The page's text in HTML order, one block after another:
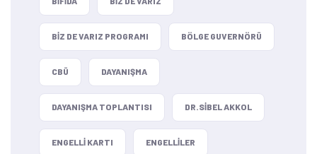
BIZ DE VARIZ PROGRAMI BÖLGE GUVERNÖRÜ
CBÜ DAYANIŞMA
DAYANIŞMA TOPLANTISI DR.SIBEL AKKOL
ENGELLI KARTI ENGELLILER